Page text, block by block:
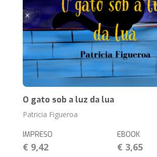
O gato sob a luz da lua
Patricia Figueroa
IMPRESO
€ 9,42
EBOOK
€ 3,65